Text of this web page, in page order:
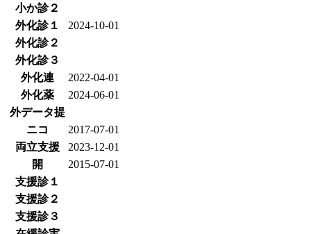
小か診２
外化診１
2024-10-01
外化診２
外化診３
外化連
2022-04-01
外化薬
2024-06-01
外データ提
ニコ
2017-07-01
両立支援
2023-12-01
開
2015-07-01
支援診１
支援診２
支援診３